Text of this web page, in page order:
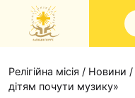
Релігійна місія / Новини /
дітям почути музику»